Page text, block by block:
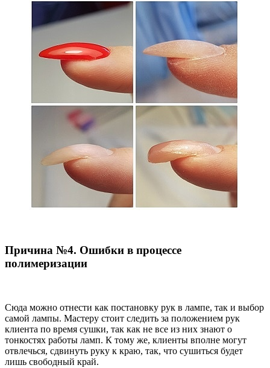
Причина №4. Ошибки в процессе
полимеризации
Сюда можно отнести как постановку рук в лампе, так и выбор
самой лампы. Мастеру стоит следить за положением рук
клиента по время сушки, так как не все из них знают о
тонкостях работы ламп. К тому же, клиенты вполне могут
отвлечься, сдвинуть руку к краю, так, что сушиться будет
лишь свободный край.